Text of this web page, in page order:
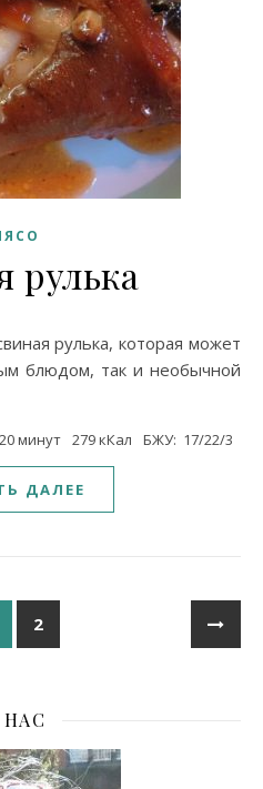
рулька
блюдом, так и необычной
минут 279 кКал БЖУ: 17/22/3
ДАЛЕЕ
2
НАС